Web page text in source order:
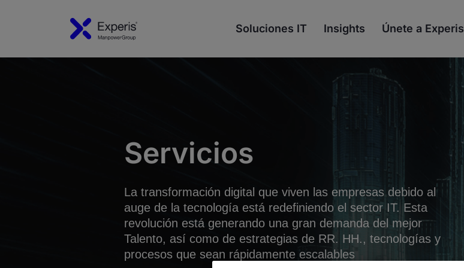
Soluciones IT Insights Únete a Experis
Servicios
La transformación digital que viven las empresas debido al
auge de la tecnología está redefiniendo el sector IT. Esta
revolución está generando una gran demanda del mejor
Talento, así como de estrategias de RR. HH., tecnologías y
procesos que sean rápidamente escalables